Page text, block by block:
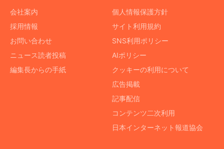
会社案内
採用情報
お問い合わせ
ニュース読者投稿
編集長からの手紙
個人情報保護方針
サイト利用規約
SNS利用ポリシー
AIポリシー
クッキーの利用について
広告掲載
記事配信
コンテンツ二次利用
日本インターネット報道協会